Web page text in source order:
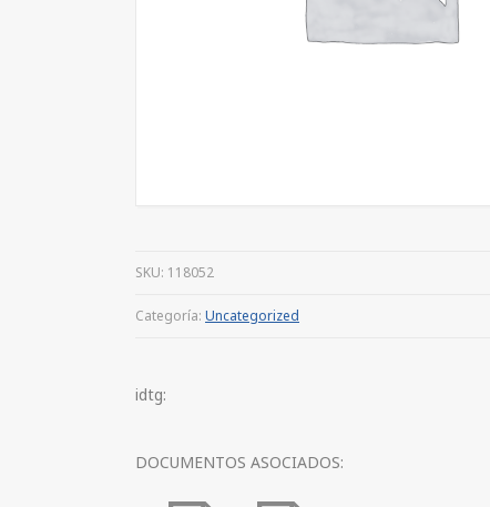
SKU: 118052
Categoría: Uncategorized
idtg:
DOCUMENTOS ASOCIADOS: